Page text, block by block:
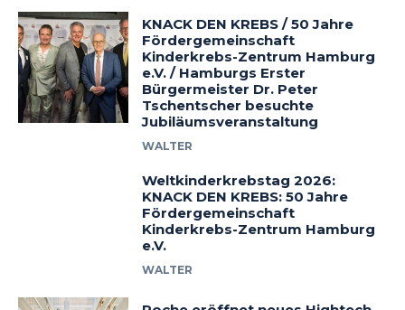
KNACK DEN KREBS / 50 Jahre
Fördergemeinschaft
Kinderkrebs-Zentrum Hamburg
e.V. / Hamburgs Erster
Bürgermeister Dr. Peter
Tschentscher besuchte
Jubiläumsveranstaltung
WALTER
Weltkinderkrebstag 2026:
KNACK DEN KREBS: 50 Jahre
Fördergemeinschaft
Kinderkrebs-Zentrum Hamburg
e.V.
WALTER